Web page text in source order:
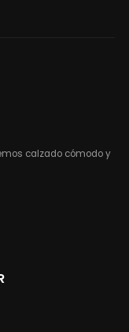
calzado cómodo y